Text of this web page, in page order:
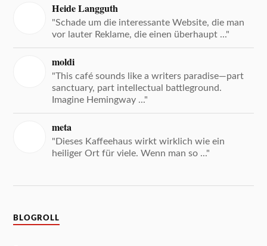
Heide Langguth
"Schade um die interessante Website, die man
vor lauter Reklame, die einen überhaupt ..."
moldi
"This café sounds like a writers paradise—part
sanctuary, part intellectual battleground.
Imagine Hemingway ..."
meta
"Dieses Kaffeehaus wirkt wirklich wie ein
heiliger Ort für viele. Wenn man so ..."
BLOGROLL